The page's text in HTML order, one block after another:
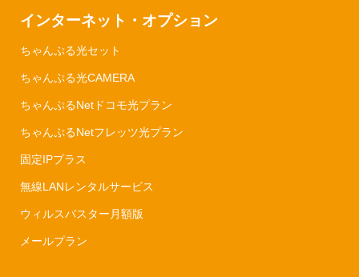
インターネット・オプション
ちゃんぷる光セット
ちゃんぷる光CAMERA
ちゃんぷるNetドコモ光プラン
ちゃんぷるNetフレッツ光プラン
固定IPプラス
無線LANレンタルサービス
ウィルスバスター月額版
メールプラン